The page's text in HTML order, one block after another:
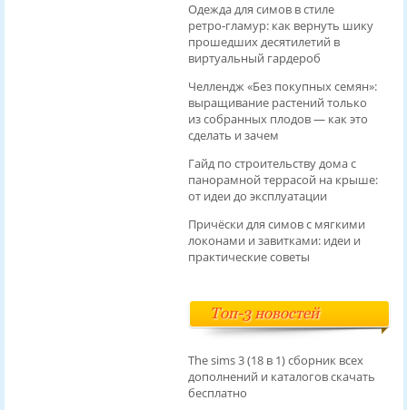
Одежда для симов в стиле
ретро‑гламур: как вернуть шику
прошедших десятилетий в
виртуальный гардероб
Челлендж «Без покупных семян»:
выращивание растений только
из собранных плодов — как это
сделать и зачем
Гайд по строительству дома с
панорамной террасой на крыше:
от идеи до эксплуатации
Причёски для симов с мягкими
локонами и завитками: идеи и
практические советы
Топ-3 новостей
The sims 3 (18 в 1) сборник всех
дополнений и каталогов скачать
бесплатно